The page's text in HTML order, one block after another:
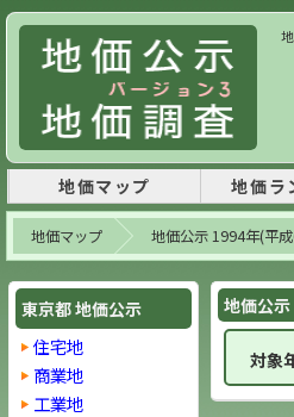
地価マップ 地価ラ
地価マップ 地価公示 1994年(平
東京都 地価公示
住宅地
商業地
工業地
地価公
対象